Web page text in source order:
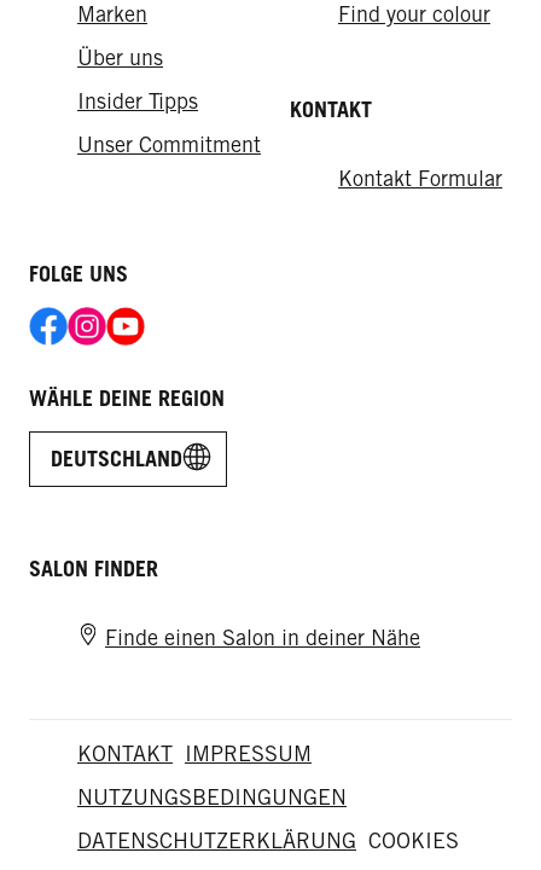
How-tos
Das Frisch-vom-Friseur-Gefühl für
zuhause
So sorgen Sie für eine gesunde
Kopfhaut
Marken
Über uns
Insider Tipps
Unser Commitment
Find your colour
KONTAKT
Kontakt Formular
FOLGE UNS
WÄHLE DEINE REGION
DEUTSCHLAND
SALON FINDER
Finde einen Salon in deiner Nähe
KONTAKT IMPRESSUM
NUTZUNGSBEDINGUNGEN
DATENSCHUTZERKLÄRUNG COOKIES